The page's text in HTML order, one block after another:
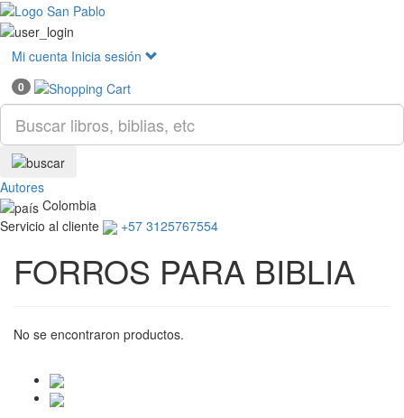
Mi cuenta Inicia sesión
0
Autores
Colombia
Servicio al cliente
+57 3125767554
FORROS PARA BIBLIA
No se encontraron productos.